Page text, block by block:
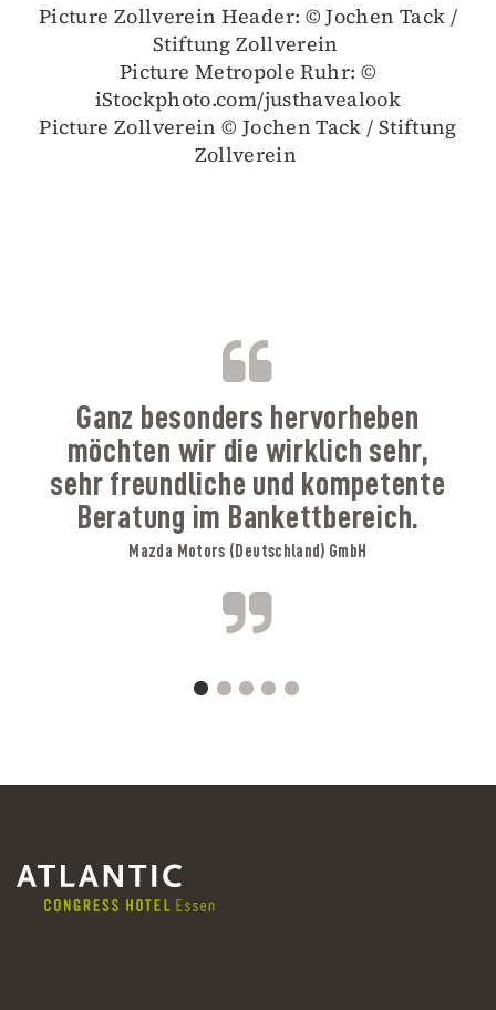
Picture Zollverein Header: © Jochen Tack /
Stiftung Zollverein
Picture Metropole Ruhr: ©
iStockphoto.com/justhavealook
Picture Zollverein © Jochen Tack / Stiftung
Zollverein
B
Ganz besonders hervorheben
möchten wir die wirklich sehr,
sehr freundliche und kompetente
Beratung im Bankettbereich.
Mazda Motors (Deutschland) GmbH
A